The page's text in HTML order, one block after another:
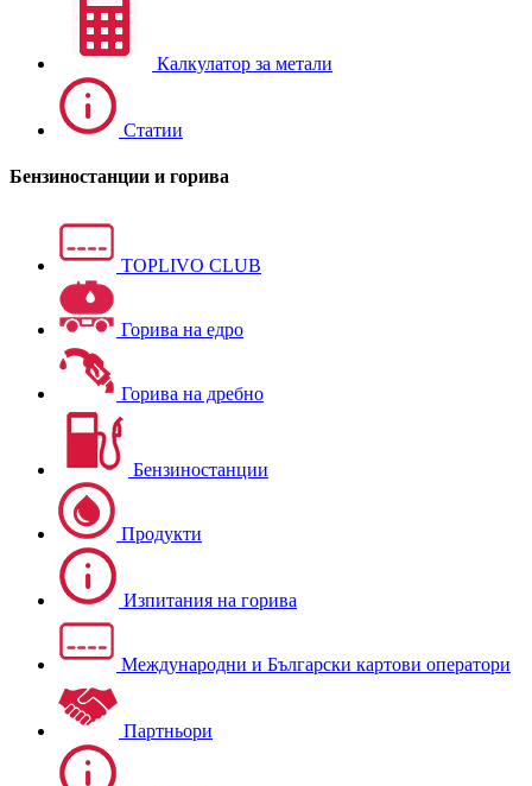
Калкулатор за метали
Статии
Бензиностанции и горива
TOPLIVO CLUB
Горива на едро
Горива на дребно
Бензиностанции
Продукти
Изпитания на горива
Международни и Български картови оператори
Партньори